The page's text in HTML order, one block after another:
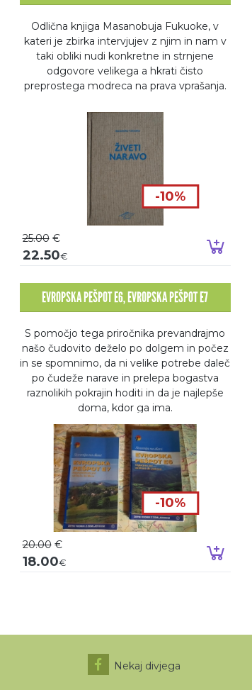
Dodaj v košarico
Odlična knjiga Masanobuja Fukuoke, v
kateri je zbirka intervjujev z njim in nam v
taki obliki nudi konkretne in strnjene
odgovore velikega a hkrati čisto
preprostega modreca na prava vprašanja.
-10%
25.00 €
22.50€
Dodaj v košarico
EVROPSKA PEŠPOT E6, EVROPSKA PEŠPOT E7
S pomočjo tega priročnika prevandrajmo
našo čudovito deželo po dolgem in počez
in se spomnimo, da ni velike potrebe daleč
po čudeže narave in prelepa bogastva
raznolikih pokrajin hoditi in da je najlepše
doma, kdor ga ima.
-10%
20.00 €
18.00€
Nekaj divjega